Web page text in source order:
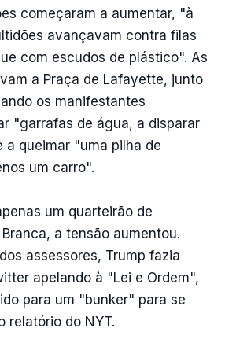
começaram a aumentar, "à
avançavam contra filas
com escudos de plástico". As
a Praça de Lafayette, junto
os manifestantes
"garrafas de água, a disparar
queimar "uma pilha de
um carro".
um quarteirão de
a tensão aumentou.
assessores, Trump fazia
apelando à "Lei e Ordem",
para um "bunker" para se
relatório do NYT.